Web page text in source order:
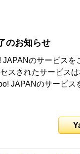
のお知らせ
JAPANのサービス
スされたサービス
JAPANのサービ